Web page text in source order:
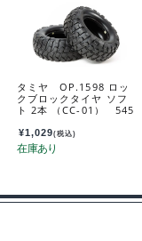
タミヤ OP.1598 ロッ
クブロックタイヤ ソフ
ト 2本 （CC-01） 545
¥1,029(税込)